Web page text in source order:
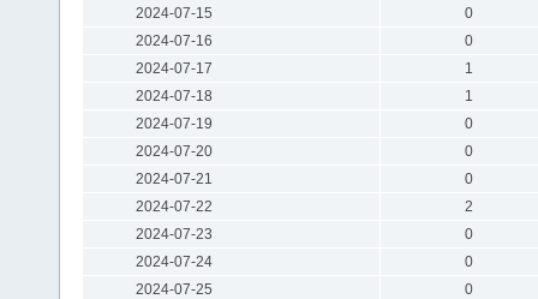
2024-07-15
0
2024-07-16
0
2024-07-17
1
2024-07-18
1
2024-07-19
0
2024-07-20
0
2024-07-21
0
2024-07-22
2
2024-07-23
0
2024-07-24
0
2024-07-25
0